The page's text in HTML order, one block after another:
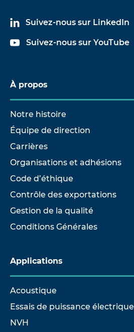
Suivez-nous sur LinkedIn
Suivez-nous sur YouTube
À propos
Notre histoire
Équipe de direction
Carrières
Organisations et adhésions
Code d’éthique
Contrôle des exportations
Gestion de la qualité
Conditions Générales
Applications
Acoustique
Essais de puissance électrique
NVH